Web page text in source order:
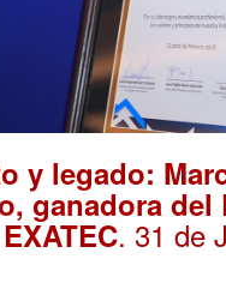
y legado:
ganadora del
. 31 de